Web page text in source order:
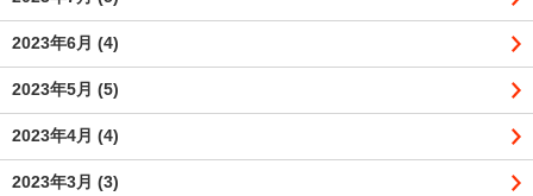
2023年6月 (4)
2023年5月 (5)
2023年4月 (4)
2023年3月 (3)